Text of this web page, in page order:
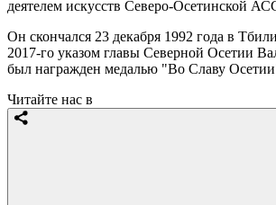
деятелем искусств Северо-Осетинской
Он скончался 23 декабря 1992 года в
2017-го указом главы Северной Осетии
был награжден медалью "Во Славу
Читайте нас в